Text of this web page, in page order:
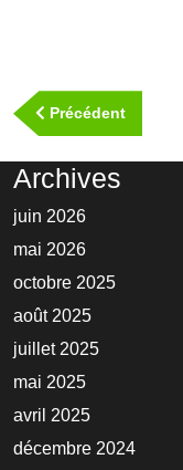
de
l’article
PrécédentPrevious
Post
Archives
juin 2026
mai 2026
octobre 2025
août 2025
juillet 2025
mai 2025
avril 2025
décembre 2024